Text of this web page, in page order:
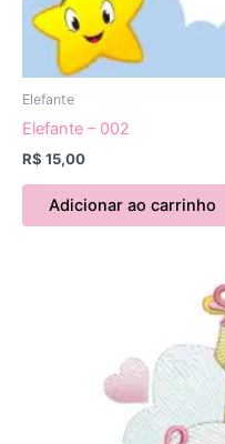
Elefante
Elefante – 002
R$ 15,00
Adicionar ao carrinho